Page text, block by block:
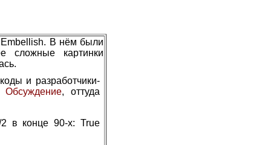
Embellish. В нём были
сложные картинки
и разработчики-
Обсуждение, оттуда
2 в конце 90-х: True